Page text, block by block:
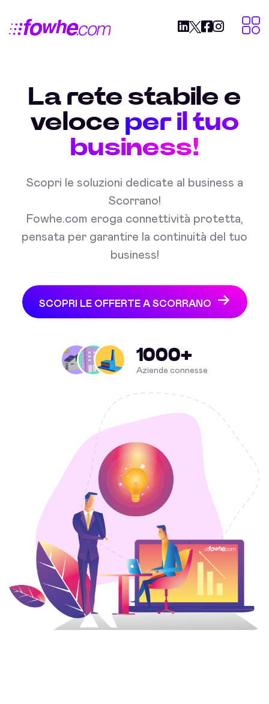
La rete stabile e
veloce per il tuo
business!
Scopri le soluzioni dedicate al business a
Scorrano!
Fowhe.com eroga connettività protetta,
pensata per garantire la continuità del tuo
business!
SCOPRI LE OFFERTE A SCORRANO
1000+
Aziende connesse